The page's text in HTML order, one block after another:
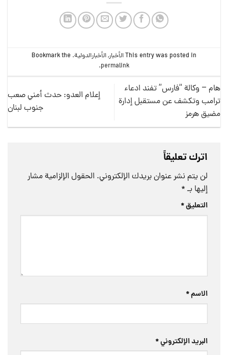
This entry was posted inالأخبار,الأخبارالدولية. Bookmark the
permalink
.
هام – وكالة “فارس” تفند ادعاء
ترامب وتكشف عن مستقبل إدارة
مضيق هرمز
إعلام العدو: حدث أمني صعب
جنوب لبنان
اترك تعليقاً
لن يتم نشر عنوان بريدك الإلكتروني. الحقول الإلزامية مشار
إليها بـ *
التعليق*
الاسم*
البريد الإلكتروني*